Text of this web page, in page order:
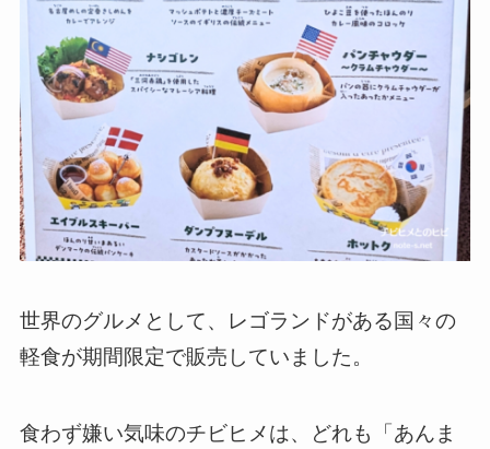
世界のグルメとして、レゴランドがある国々の
軽食が期間限定で販売していました。
食わず嫌い気味のチビヒメは、どれも「あんま